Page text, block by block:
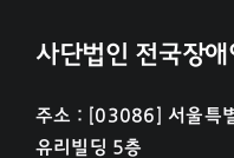
사단법인 전국장애
주소 : [03086] 서울특
유리빌딩 5층